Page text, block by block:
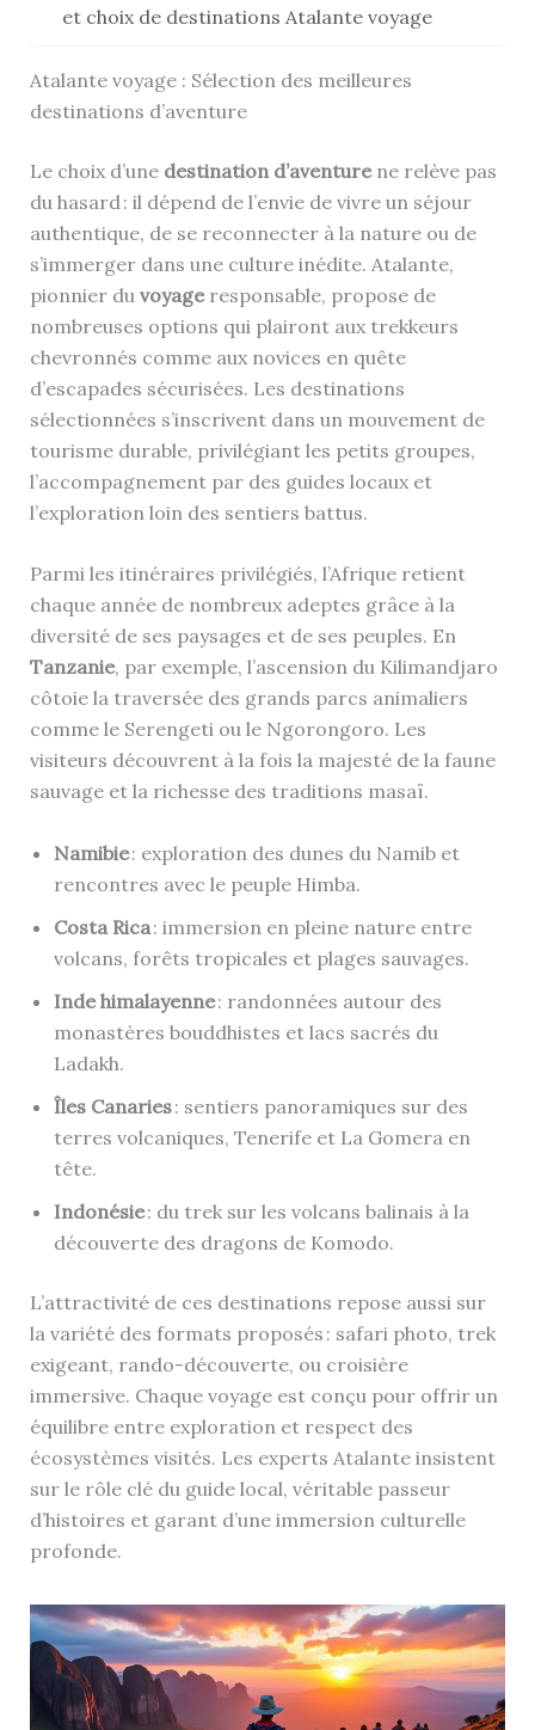
et choix de destinations Atalante voyage
Atalante voyage : Sélection des meilleures
destinations d’aventure
Le choix d’une destination d’aventurene relève pas
du hasard : il dépend de l’envie de vivre un séjour
authentique, de se reconnecter à la nature ou de
s’immerger dans une culture inédite. Atalante,
pionnier du voyageresponsable, propose de
nombreuses options qui plairont aux trekkeurs
chevronnés comme aux novices en quête
d’escapades sécurisées. Les destinations
sélectionnées s’inscrivent dans un mouvement de
tourisme durable, privilégiant les petits groupes,
l’accompagnement par des guides locaux et
l’exploration loin des sentiers battus.
Parmi les itinéraires privilégiés, l’Afrique retient
chaque année de nombreux adeptes grâce à la
diversité de ses paysages et de ses peuples. En
Tanzanie, par exemple, l’ascension du Kilimandjaro
côtoie la traversée des grands parcs animaliers
comme le Serengeti ou le Ngorongoro. Les
visiteurs découvrent à la fois la majesté de la faune
sauvage et la richesse des traditions masaï.
Namibie: exploration des dunes du Namib et
rencontres avec le peuple Himba.
Costa Rica: immersion en pleine nature entre
volcans, forêts tropicales et plages sauvages.
Inde himalayenne: randonnées autour des
monastères bouddhistes et lacs sacrés du
Ladakh.
Îles Canaries: sentiers panoramiques sur des
terres volcaniques, Tenerife et La Gomera en
tête.
Indonésie: du trek sur les volcans balinais à la
découverte des dragons de Komodo.
L’attractivité de ces destinations repose aussi sur
la variété des formats proposés : safari photo, trek
exigeant, rando-découverte, ou croisière
immersive. Chaque voyage est conçu pour offrir un
équilibre entre exploration et respect des
écosystèmes visités. Les experts Atalante insistent
sur le rôle clé du guide local, véritable passeur
d’histoires et garant d’une immersion culturelle
profonde.